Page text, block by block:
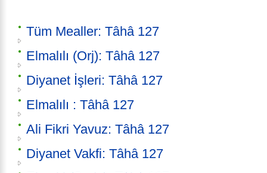
Tüm Mealler: Tâhâ 127
Elmalılı (Orj): Tâhâ 127
Diyanet İşleri: Tâhâ 127
Elmalılı : Tâhâ 127
Ali Fikri Yavuz: Tâhâ 127
Diyanet Vakfi: Tâhâ 127